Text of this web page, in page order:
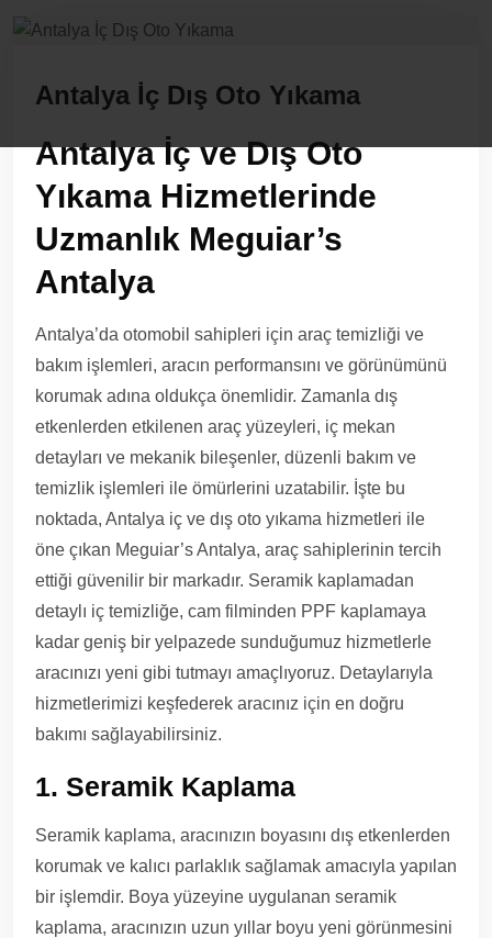
Antalya İç Dış Oto Yıkama
Antalya İç ve Dış Oto
Yıkama Hizmetlerinde
Uzmanlık Meguiar’s
Antalya
Antalya’da otomobil sahipleri için araç temizliği ve
bakım işlemleri, aracın performansını ve görünümünü
korumak adına oldukça önemlidir. Zamanla dış
etkenlerden etkilenen araç yüzeyleri, iç mekan
detayları ve mekanik bileşenler, düzenli bakım ve
temizlik işlemleri ile ömürlerini uzatabilir. İşte bu
noktada, Antalya iç ve dış oto yıkama hizmetleri ile
öne çıkan Meguiar’s Antalya, araç sahiplerinin tercih
ettiği güvenilir bir markadır. Seramik kaplamadan
detaylı iç temizliğe, cam filminden PPF kaplamaya
kadar geniş bir yelpazede sunduğumuz hizmetlerle
aracınızı yeni gibi tutmayı amaçlıyoruz. Detaylarıyla
hizmetlerimizi keşfederek aracınız için en doğru
bakımı sağlayabilirsiniz.
1. Seramik Kaplama
Seramik kaplama, aracınızın boyasını dış etkenlerden
korumak ve kalıcı parlaklık sağlamak amacıyla yapılan
bir işlemdir. Boya yüzeyine uygulanan seramik
kaplama, aracınızın uzun yıllar boyu yeni görünmesini